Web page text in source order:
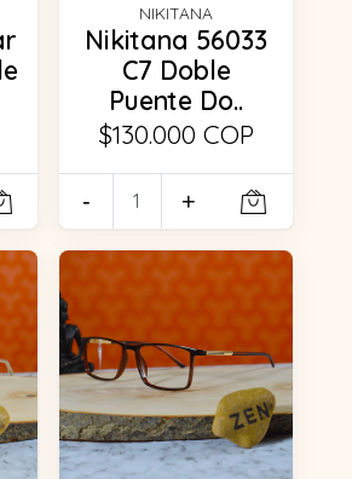
NIKITANA
Nikitana 56033
C7 Doble
Puente Do..
$130.000 COP
- +